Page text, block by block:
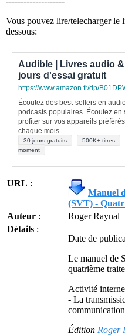
Vous pouvez lire/telecharger
dessous:
Audible | Livres audio
jours d'essai gratuit
https://www.amazon.fr/dp/
Écoutez des best-sellers en
podcasts populaires. Écoutez
profiter sur vos appareils
chaque mois.
30 jours gratuits 500K+ titres
moment
URL :
Manuel
(SVT) -
Auteur :
Roger Raynal
Détails :
Date de
Le manuel de
quatrième
Activité
- La
Édition Roger